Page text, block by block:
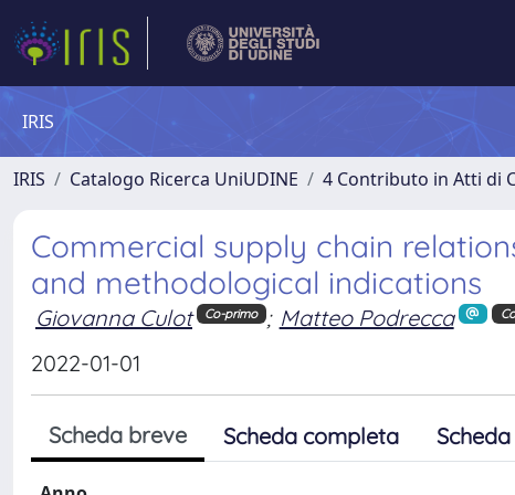
IRIS
IRIS Catalogo Ricerca UniUDINE 4 Contributo in Atti di
Commercial supply chain
and methodological indications
Giovanna Culot Co-primo ; Matteo Podrecca
2022-01-01
Scheda breve Scheda completa